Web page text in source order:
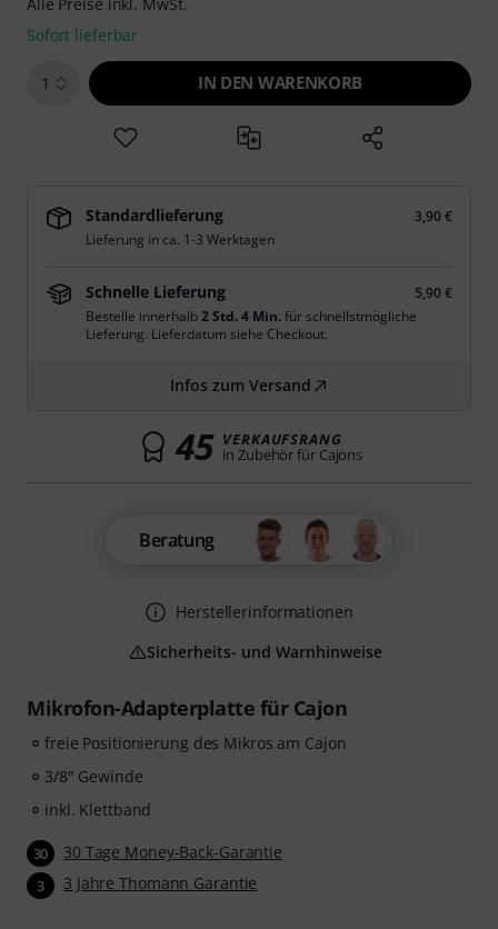
Mikrofon-Adapterplatte für Cajon
freie Positionierung des Mikros am Cajon
3/8" Gewinde
inkl. Klettband
30 30 Tage Money-Back-Garantie
3 3 Jahre Thomann Garantie
Sofort lieferbar
1 IN DEN WARENKORB
Standardlieferung
3,90 €
Lieferung in ca. 1-3 Werktagen
Schnelle Lieferung
5,90 €
Bestelle innerhalb2 Std. 4 Min.für schnellstmögliche
Lieferung. Lieferdatum siehe Checkout.
Infos zum Versand
45 VERKAUFSRANG
in Zubehör für Cajons
Beratung
Herstellerinformationen
Sicherheits- und Warnhinweise